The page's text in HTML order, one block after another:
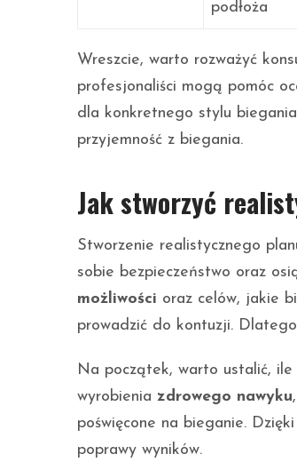
podłoża
Wreszcie, warto rozważyć
profesjonaliści mogą pomóc
dla konkretnego stylu
przyjemność z biegania.
Jak stworzyć
Stworzenie realistycznego
sobie bezpieczeństwo oraz
możliwości oraz celów, jakie
prowadzić do kontuzji.
Na początek, warto ustalić,
wyrobienia zdrowego nawyku
poświęcone na bieganie.
poprawy wyników.